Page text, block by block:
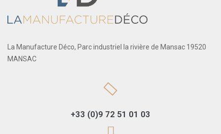
La Manufacture Déco, Parc industriel la rivière de Mansac 19520
MANSAC
+33 (0)9 72 51 01 03